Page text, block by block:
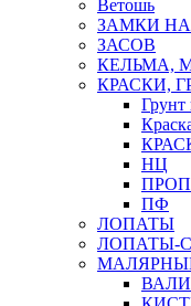
Ветошь
ЗАМКИ
ЗАСОВ
КЕЛЬМА,
КРАСКИ,
НЦ
ПФ
ЛОПАТЫ
ЛОПАТЫ-